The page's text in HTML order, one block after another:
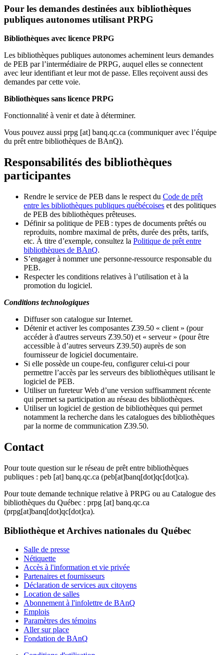
Pour les demandes destinées aux bibliothèques
publiques autonomes utilisant PRPG
Bibliothèques avec licence PRPG
Les bibliothèques publiques autonomes acheminent leurs demandes
de PEB par l’intermédiaire de PRPG, auquel elles se connectent
avec leur identifiant et leur mot de passe. Elles reçoivent aussi des
demandes par cette voie.
Bibliothèques sans licence PRPG
Fonctionnalité à venir et date à déterminer.
Vous pouvez aussi prpg [at] banq.qc.ca (communiquer avec l’équipe
du prêt entre bibliothèques de BAnQ).
Responsabilités des bibliothèques
participantes
Rendre le service de PEB dans le respect du Code de prêt
entre les bibliothèques publiques québécoises et des politiques
de PEB des bibliothèques prêteuses.
Définir sa politique de PEB : types de documents prêtés ou
reproduits, nombre maximal de prêts, durée des prêts, tarifs,
etc. À titre d’exemple, consultez la Politique de prêt entre
bibliothèques de BAnQ.
S’engager à nommer une personne-ressource responsable du
PEB.
Respecter les conditions relatives à l’utilisation et à la
promotion du logiciel.
Conditions technologiques
Diffuser son catalogue sur Internet.
Détenir et activer les composantes Z39.50 « client » (pour
accéder à d'autres serveurs Z39.50) et « serveur » (pour être
accessible à d’autres serveurs Z39.50) auprès de son
fournisseur de logiciel documentaire.
Si elle possède un coupe-feu, configurer celui-ci pour
permettre l’accès par les serveurs des bibliothèques utilisant le
logiciel de PEB.
Utiliser un fureteur Web d’une version suffisamment récente
qui permet sa participation au réseau des bibliothèques.
Utiliser un logiciel de gestion de bibliothèques qui permet
notamment la recherche dans les catalogues des bibliothèques
par la norme de communication Z39.50.
Contact
Pour toute question sur le réseau de prêt entre bibliothèques
publiques : peb [at] banq.qc.ca (peb[at]banq[dot]qc[dot]ca).
Pour toute demande technique relative à PRPG ou au Catalogue des
bibliothèques du Québec : prpg [at] banq.qc.ca
(prpg[at]banq[dot]qc[dot]ca).
Bibliothèque et Archives nationales du Québec
Salle de presse
Nétiquette
Accès à l'information et vie privée
Partenaires et fournisseurs
Déclaration de services aux citoyens
Location de salles
Abonnement à l'infolettre de BAnQ
Emplois
Paramètres des témoins
Aller sur place
Fondation de BAnQ